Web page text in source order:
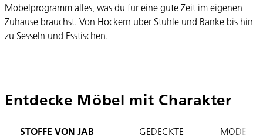
Möbelprogramm alles, was du für eine gute Zeit im eigenen
Zuhause brauchst. Von Hockern über Stühle und Bänke bis hin
zu Sesseln und Esstischen.
Entdecke Möbel mit Charakter
STOFFE VON JAB
GEDECKTE